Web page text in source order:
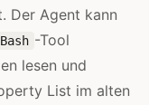
Der Agent kann
Bash -Tool
lesen und
List im alten